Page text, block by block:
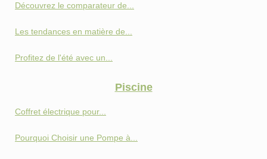
Découvrez le comparateur de...
Les tendances en matière de...
Profitez de l'été avec un...
Piscine
Coffret électrique pour...
Pourquoi Choisir une Pompe à...